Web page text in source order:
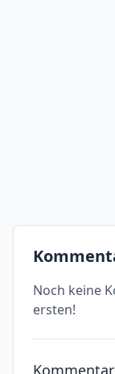
Noch keine
ersten!